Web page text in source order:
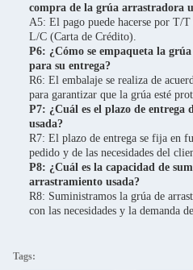
compra de la grúa arrastradora
A5: El pago puede hacerse por T/
L/C (Carta de Crédito).
P6: ¿Cómo se empaqueta la
para su entrega?
R6: El embalaje se realiza de
para garantizar que la grúa esté
P7: ¿Cuál es el plazo de
usada?
R7: El plazo de entrega se fija en
pedido y de las necesidades del
P8: ¿Cuál es la capacidad de
arrastramiento usada?
R8: Suministramos la grúa de
con las necesidades y la demanda
Tags: